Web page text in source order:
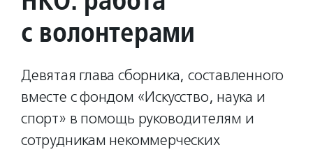
с волонтерами
Девятая глава сборника, составленного
вместе с фондом «Искусство, наука и
спорт» в помощь руководителям и
сотрудникам некоммерческих